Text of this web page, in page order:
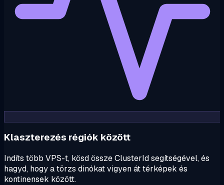
Klaszterezés régiók között
Indíts több VPS-t, kösd össze ClusterId segítségével, és
hagyd, hogy a törzs dinókat vigyen át térképek és
kontinensek között.